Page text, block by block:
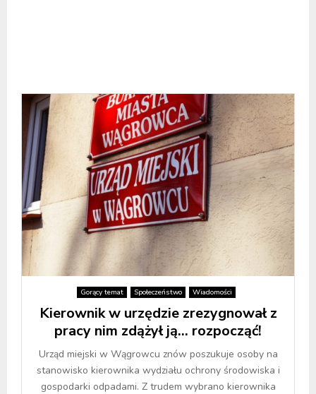
Gorący temat Społeczeństwo Wiadomości
Kierownik w urzędzie zrezygnował z
pracy nim zdążył ją… rozpocząć!
Urząd miejski w Wągrowcu znów poszukuje osoby na
stanowisko kierownika wydziału ochrony środowiska i
gospodarki odpadami. Z trudem wybrano kierownika